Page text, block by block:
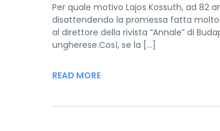
Per quale motivo Lajos Kossuth, ad 82
disattendendo la promessa fatta
al direttore della rivista “Annale” di
ungherese.Così, se la […]
READ MORE